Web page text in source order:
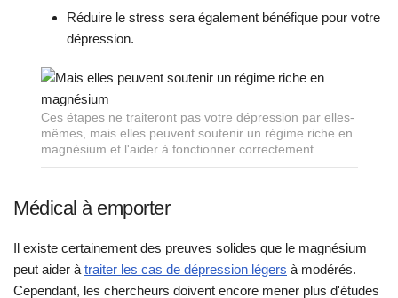
Réduire le stress sera également bénéfique pour votre
dépression.
Ces étapes ne traiteront pas votre dépression par elles-
mêmes, mais elles peuvent soutenir un régime riche en
magnésium et l'aider à fonctionner correctement.
Médical à emporter
Il existe certainement des preuves solides que le magnésium
peut aider à traiter les cas de dépression légers à modérés.
Cependant, les chercheurs doivent encore mener plus d'études